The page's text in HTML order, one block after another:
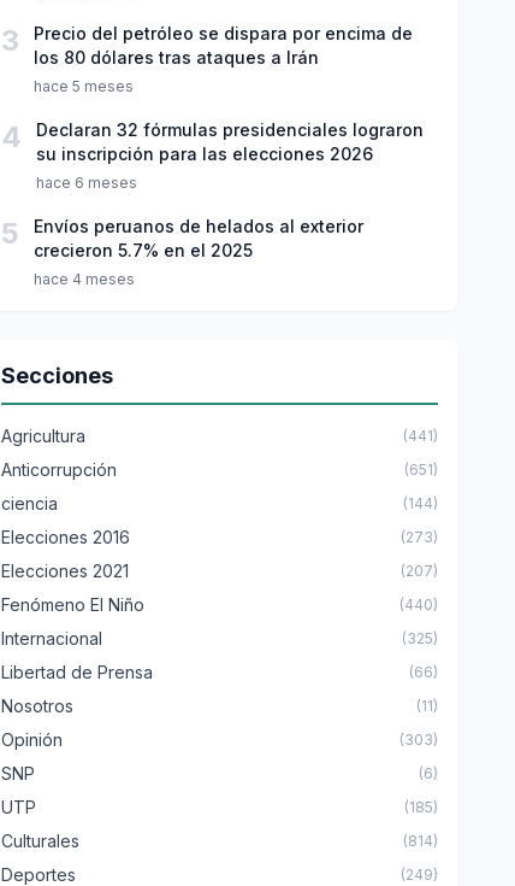
3
Precio del petróleo se dispara por encima de
los 80 dólares tras ataques a Irán
hace 5 meses
4
Declaran 32 fórmulas presidenciales lograron
su inscripción para las elecciones 2026
hace 6 meses
5
Envíos peruanos de helados al exterior
crecieron 5.7% en el 2025
hace 4 meses
Secciones
Agricultura (441)
Anticorrupción (651)
ciencia (144)
Elecciones 2016 (273)
Elecciones 2021 (207)
Fenómeno El Niño (440)
Internacional (325)
Libertad de Prensa (66)
Nosotros (11)
Opinión (303)
SNP (6)
UTP (185)
Culturales (814)
Deportes (249)